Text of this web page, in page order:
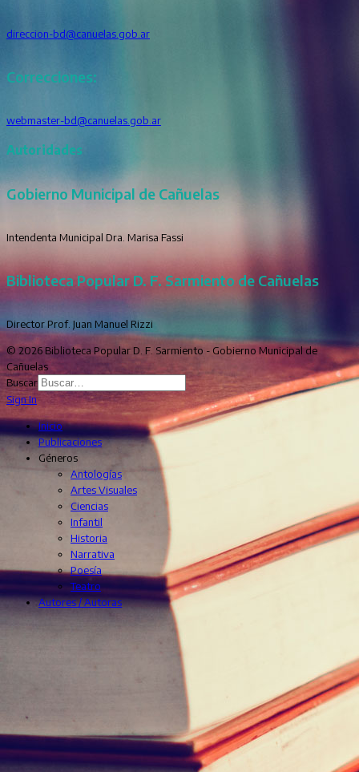
direccion-bd@canuelas.gob.ar
Correcciones:
webmaster-bd@canuelas.gob.ar
Autoridades
Gobierno Municipal de Cañuelas
Intendenta Municipal Dra. Marisa Fassi
Biblioteca Popular D. F. Sarmiento de Cañuelas
Director Prof. Juan Manuel Rizzi
© 2026 Biblioteca Popular D. F. Sarmiento - Gobierno Municipal de
Cañuelas
Buscar
Sign In
Inicio
Publicaciones
Géneros
Antologías
Artes Visuales
Ciencias
Infantil
Historia
Narrativa
Poesía
Teatro
Autores / Autoras